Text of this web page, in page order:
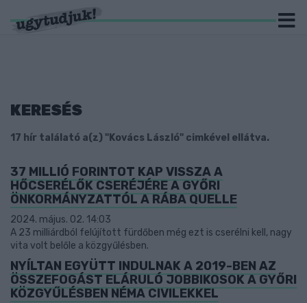
KERESÉS
17 hír találató a(z) "Kovács László" cimkével ellátva.
37 MILLIÓ FORINTOT KAP VISSZA A
HŐCSERÉLŐK CSERÉJÉRE A GYŐRI
ÖNKORMÁNYZATTÓL A RÁBA QUELLE
2024. május. 02. 14:03
A 23 milliárdból felújított fürdőben még ezt is cserélni kell, nagy
vita volt belőle a közgyűlésben.
NYÍLTAN EGYÜTT INDULNAK A 2019-BEN AZ
ÖSSZEFOGÁST ELÁRULÓ JOBBIKOSOK A GYŐRI
KÖZGYŰLÉSBEN NÉMA CIVILEKKEL